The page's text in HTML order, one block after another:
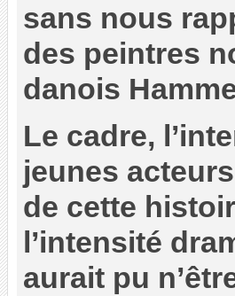
sans nous
des peintres
danois
Le cadre,
jeunes
de cette
l’intensité
aurait pu